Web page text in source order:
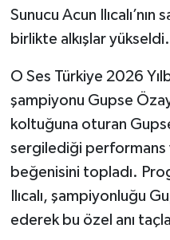
Sunucu Acun Ilıcalı’nın
birlikte alkışlar yükseldi.
O Ses Türkiye 2026
şampiyonu Gupse
koltuğuna oturan
sergilediği performans
beğenisini topladı.
Ilıcalı, şampiyonluğu
ederek bu özel anı